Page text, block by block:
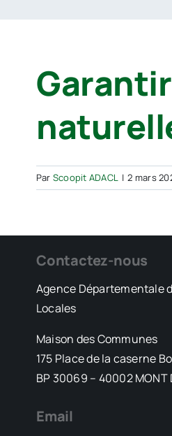
Par Scoopit ADACL | 2 mars
Contactez-nous
Agence Départementale
Locales
Maison des Communes
175 Place de la caserne
BP 30069 – 40002 MONT
Email